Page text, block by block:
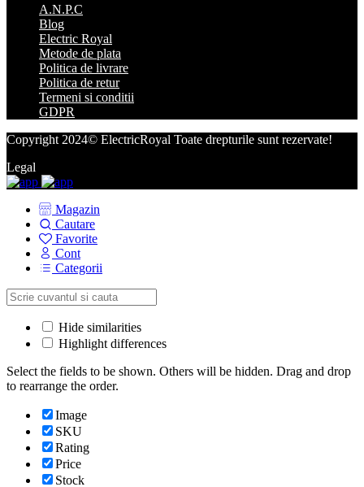
A.N.P.C
Blog
Electric Royal
Metode de plata
Politica de livrare
Politica de retur
Termeni si conditii
GDPR
Copyright 2024© ElectricRoyal Toate drepturile sunt rezervate!
Legal
Magazin
Cautare
Favorite
Cont
Categorii
Hide similarities
Highlight differences
Select the fields to be shown. Others will be hidden. Drag and drop
to rearrange the order.
Image
SKU
Rating
Price
Stock